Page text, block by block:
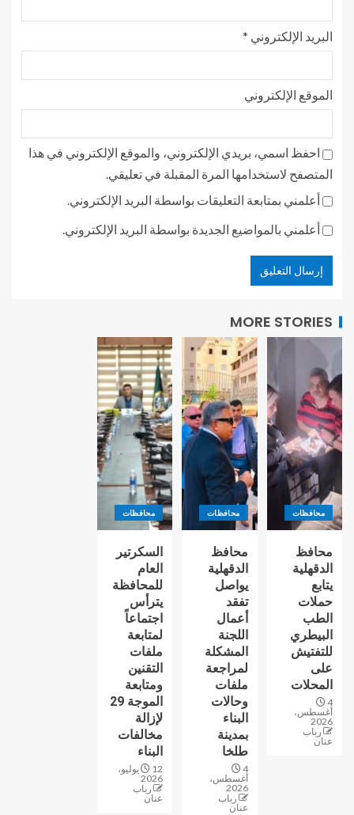
البريد الإلكتروني *
الموقع الإلكتروني
احفظ اسمي، بريدي الإلكتروني، والموقع الإلكتروني في هذا
المتصفح لاستخدامها المرة المقبلة في تعليقي.
أعلمني بمتابعة التعليقات بواسطة البريد الإلكتروني.
أعلمني بالمواضيع الجديدة بواسطة البريد الإلكتروني.
MORE STORIES
محافظات
محافظ
الدقهلية
يتابع
حملات
الطب
البيطري
للتفتيش
على
المحلات
4
أغسطس،
2026
رباب
عنان
محافظات
محافظ
الدقهلية
يواصل
تفقد
أعمال
اللجنة
المشكلة
لمراجعة
ملفات
وحالات
البناء
بمدينة
طلخا
4
أغسطس،
2026
رباب
عنان
محافظات
السكرتير
العام
للمحافظة
يترأس
اجتماعاً
لمتابعة
ملفات
التقنين
ومتابعة
الموجة 29
لإزالة
مخالفات
البناء
12 يوليو،
2026
رباب
عنان